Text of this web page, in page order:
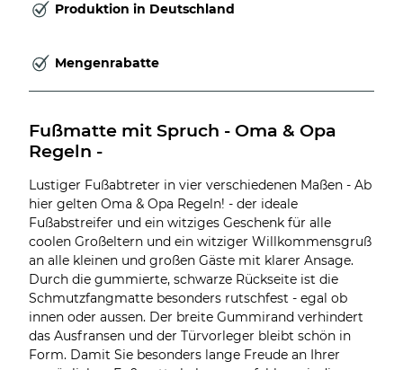
Produktion in Deutschland
Mengenrabatte
Fußmatte mit Spruch - Oma & Opa
Regeln -
Lustiger Fußabtreter in vier verschiedenen Maßen - Ab
hier gelten Oma & Opa Regeln! - der ideale
Fußabstreifer und ein witziges Geschenk für alle
coolen Großeltern und ein witziger Willkommensgruß
an alle kleinen und großen Gäste mit klarer Ansage.
Durch die gummierte, schwarze Rückseite ist die
Schmutzfangmatte besonders rutschfest - egal ob
innen oder aussen. Der breite Gummirand verhindert
das Ausfransen und der Türvorleger bleibt schön in
Form. Damit Sie besonders lange Freude an Ihrer